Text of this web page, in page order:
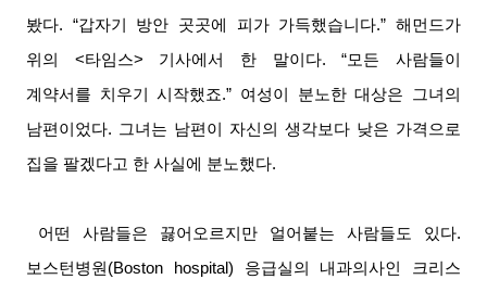
봤다. “갑자기 방안 곳곳에 피가 가득했습니다.” 해먼드가
위의
<타임스> 기사에서 한 말이다. “모든 사람들이
계약서를 치우기 시작했죠.” 여성이 분노한 대상은 그녀의
남편이었다. 그녀는 남편이 자신의 생각보다 낮은 가격으로
집을 팔겠다고 한 사실에 분노했다.
어떤 사람들은 끓어오르지만 얼어붙는 사람들도 있다.
보스턴병원 (Boston hospital) 응급실의 내과의사인 크리스